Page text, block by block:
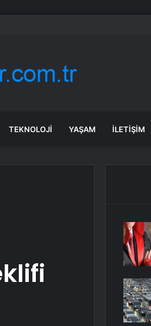
Cuma hangi ilçelerde trafik var, hangi
TEKNOLOJI YAŞAM İLETIŞIM